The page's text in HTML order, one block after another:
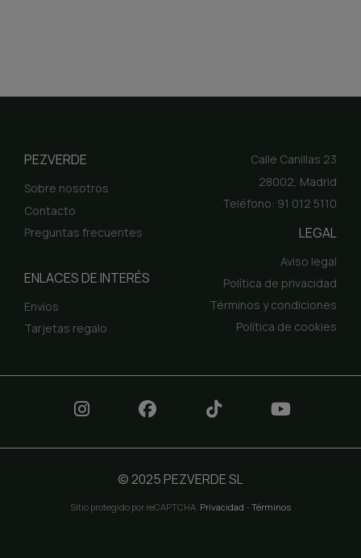
PEZVERDE
Sobre nosotros
Contacto
Preguntas frecuentes
ENLACES DE INTERÉS
Envíos
Tarjetas regalo
Calle Canillas 23
28002, Madrid
Teléfono: 91 012 5110
LEGAL
Aviso legal
Política de privacidad
Términos y condiciones
Política de cookies
© 2025 PEZVERDE SL
Sitio protegido por reCAPTCHA. Privacidad - Términos